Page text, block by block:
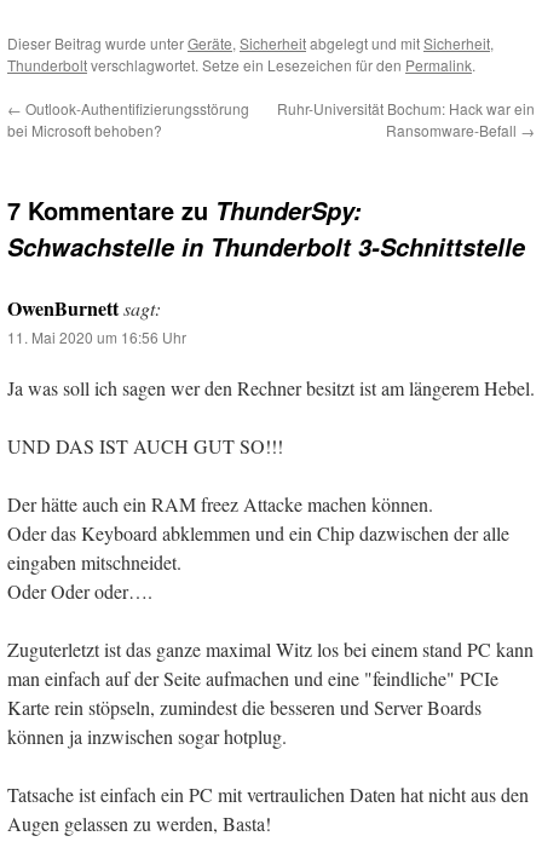
Dieser Beitrag wurde unterGeräte, Sicherheitabgelegt und mitSicherheit,
Thunderboltverschlagwortet. Setze ein Lesezeichen für den Permalink.
← Outlook-Authentifizierungsstörung
bei Microsoft behoben?
Ruhr-Universität Bochum: Hack war ein
Ransomware-Befall →
7 Kommentare zu ThunderSpy:
Schwachstelle in Thunderbolt 3-Schnittstelle
OwenBurnettsagt:
11. Mai 2020 um 16:56 Uhr
Ja was soll ich sagen wer den Rechner besitzt ist am längerem Hebel.
UND DAS IST AUCH GUT SO!!!
Der hätte auch ein RAM freez Attacke machen können.
Oder das Keyboard abklemmen und ein Chip dazwischen der alle
eingaben mitschneidet.
Oder Oder oder….
Zuguterletzt ist das ganze maximal Witz los bei einem stand PC kann
man einfach auf der Seite aufmachen und eine "feindliche" PCIe
Karte rein stöpseln, zumindest die besseren und Server Boards
können ja inzwischen sogar hotplug.
Tatsache ist einfach ein PC mit vertraulichen Daten hat nicht aus den
Augen gelassen zu werden, Basta!